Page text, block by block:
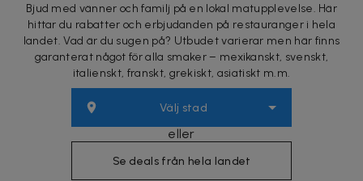
Bjud med vänner och familj på en lokal matupplevelse. Här
hittar du rabatter och erbjudanden på restauranger i hela
landet. Vad är du sugen på? Utbudet varierar men här finns
garanterat något för alla smaker – mexikanskt, svenskt,
italienskt, franskt, grekiskt, asiatiskt m.m.
Välj stad
eller
Se deals från hela landet